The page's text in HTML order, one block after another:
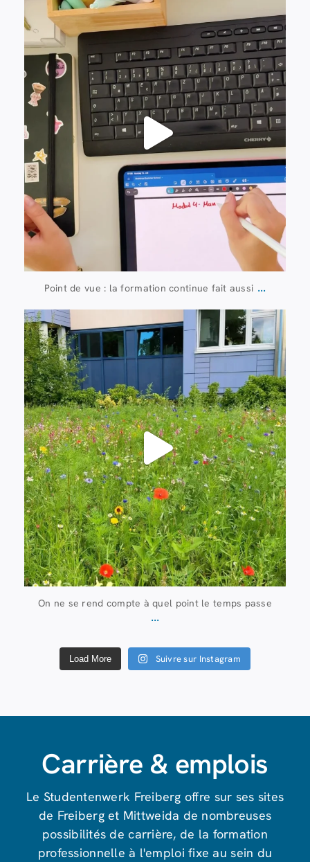
61
Point de vue : la formation continue fait aussi ...
112 6
On ne se rend compte à quel point le temps passe
...
Load More Suivre sur Instagram
Carrière & emplois
Le Studentenwerk Freiberg offre sur ses sites
de Freiberg et Mittweida de nombreuses
possibilités de carrière, de la formation
professionnelle à l'emploi fixe au sein du